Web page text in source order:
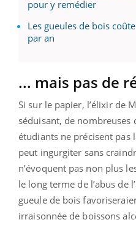
pour y remédier
Les gueules de bois
par an
... mais pas de
Si sur le papier, l’élixir de
séduisant, de nombreuses
étudiants ne précisent pas
peut ingurgiter sans
n’évoquent pas non plus
le long terme de l’abus de
gueule de bois
irraisonnée de boissons